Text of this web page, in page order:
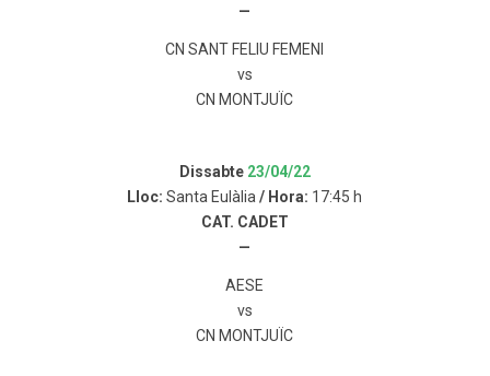
—
CN SANT FELIU FEMENI
vs
CN MONTJUÏC
Dissabte 23/04/22
Lloc:Santa Eulàlia/ Hora: 17:45 h
CAT. CADET
—
AESE
vs
CN MONTJUÏC